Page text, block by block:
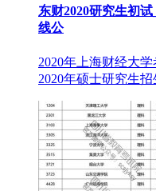
东财2020研究生初
线公
2020年上海财经大
2020年硕士研究生